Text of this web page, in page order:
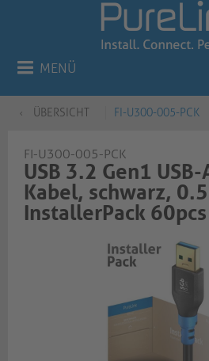
MENÜ
ÜBERSICHT FI-U300-005-PCK
FI-U300-005-PCK
USB 3.2 Gen1 USB-
Kabel, schwarz,
InstallerPack 60pcs